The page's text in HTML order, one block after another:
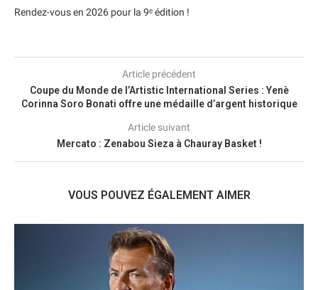
Rendez-vous en 2026 pour la 9ᵉ édition !
Article précédent
Coupe du Monde de l’Artistic International Series : Yenè
Corinna Soro Bonati offre une médaille d’argent historique
Article suivant
Mercato : Zenabou Sieza à Chauray Basket !
VOUS POUVEZ ÉGALEMENT AIMER